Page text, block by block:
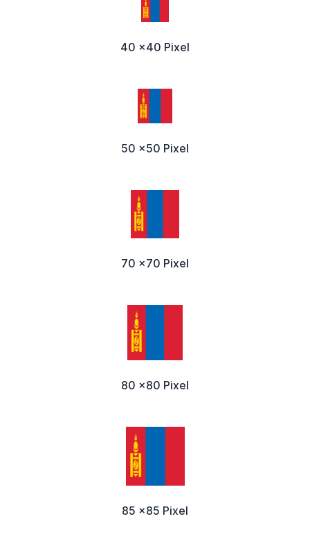
40 x40 Pixel
50 x50 Pixel
70 x70 Pixel
80 x80 Pixel
85 x85 Pixel